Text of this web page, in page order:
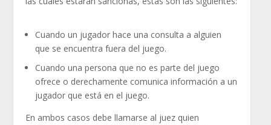
Cuando un jugador hace una consulta a alguien
que se encuentra fuera del juego.
Cuando una persona que no es parte del juego
ofrece o derechamente comunica información a un
jugador que está en el juego.
En ambos casos debe llamarse al juez quien